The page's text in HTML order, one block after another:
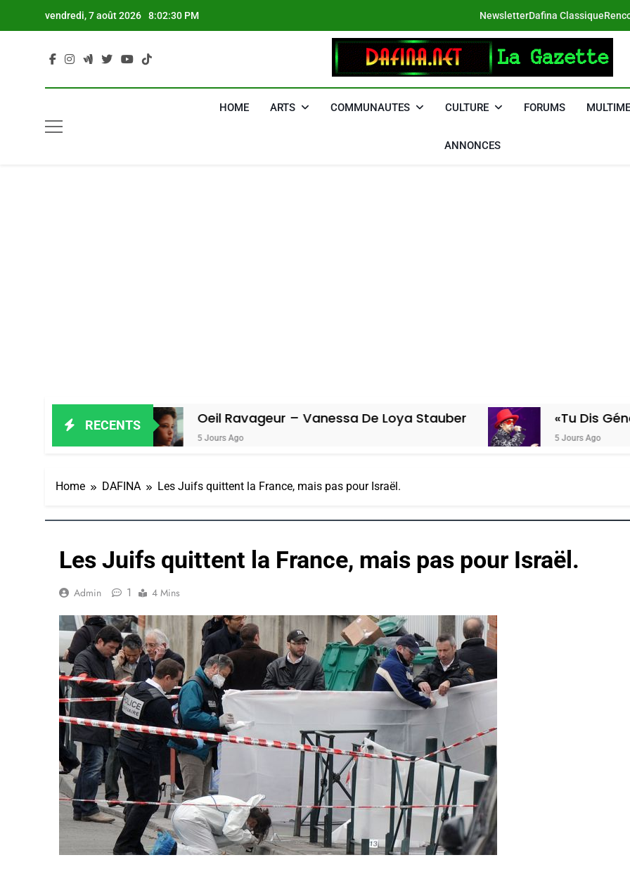
vendredi, 7 août 2026 8:02:31 PM NewsletterDafina Classique
DAFINA
HOME ARTS COMMUNAUTES CULTURE FORUMS
ANNONCES
RECENTSOeil Ravageur – Vanessa De Loya Stauber
5 Jours Ago
«Tu Dis Génocide, Je
5 Jours Ago
Home DAFINA Les Juifs quittent la France, mais pas pour Israël.
Les Juifs quittent la France, mais pas pour Israël.
Admin 1 4 Mins